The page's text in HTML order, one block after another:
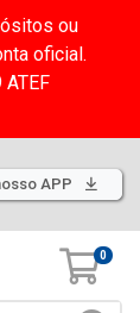
ou
oficial.
APP
0